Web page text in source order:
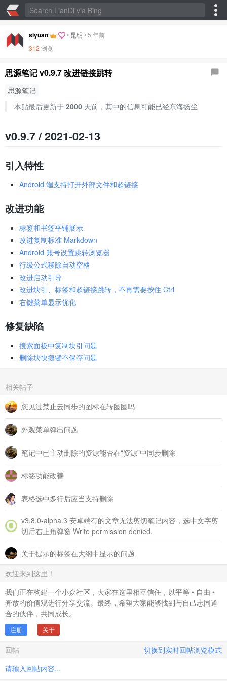
siyuan • 昆明 •5 年前
312 浏览
思源笔记 v0.9.7 改进链接跳转
思源笔记
本贴最后更新于 2000天前，其中的信息可能已经东海扬尘
v0.9.7 / 2021-02-13
引入特性
Android 端支持打开外部文件和超链接
改进功能
标签和书签平铺展示
改进复制标准 Markdown
Android 账号设置跳转浏览器
行级公式移除自动空格
改进启动引导
改进块引、标签和超链接跳转，不再需要按住 Ctrl
右键菜单显示优化
修复缺陷
搜索面板中复制块引问题
删除块快捷键不保存问题
相关帖子
您见过禁止云同步的图标在转圈圈吗
外观菜单弹出问题
笔记中已主动删除的资源能否在“资源”中同步删除
标签功能改善
表格选中多行后应当支持删除
v3.8.0‑alpha.3 安卓端有的文章无法剪切笔记内容，选中文字剪
切后右上角弹窗 Write permission denied.
关于提示的标签在大纲中显示的问题
欢迎来到这里！
我们正在构建一个小众社区，大家在这里相互信任，以平等 • 自由 •
奔放的价值观进行分享交流。最终，希望大家能够找到与自己志同道
合的伙伴，共同成长。
注册 关于
回帖
切换到实时回帖浏览模式
请输入回帖内容...